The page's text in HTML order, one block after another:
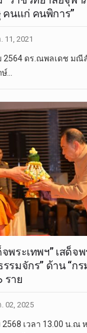
นแก่ คนพิการ”
11, 2021
2564 ดร.ณพลเดช มณี
ษ์…
พระเทพฯ” เสด็จ
รรมจักร” ด้าน “ก
ราย
02, 2025
เวลา 13.00 น.ณ